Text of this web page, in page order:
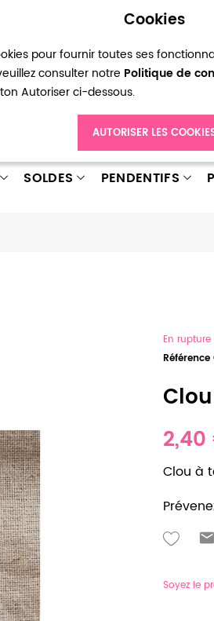
Cookies
pour fournir toutes ses
consulter notre Politique de
Autoriser ci-dessous.
AUTORISER LES
Ma liste d’envies
SOLDES PENDENTIFS
En
Référence
Clou à
Soyez le